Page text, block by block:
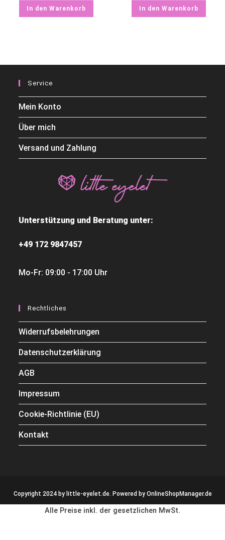
In den Warenkorb In den Warenkorb
Service
Mein Konto
Über mich
Versand und Zahlung
Unterstützung und Beratung unter:
+49 172 9847457
Mo-Fr: 09:00 - 17:00 Uhr
Rechtliches
Widerrufsbelehrungen
Datenschutzerklärung
AGB
Impressum
Cookie-Richtlinie (EU)
Kontakt
Copyright 2024 by little-eyelet.de. Powered by OnlineShopManager.de
Alle Preise inkl. der gesetzlichen MwSt.